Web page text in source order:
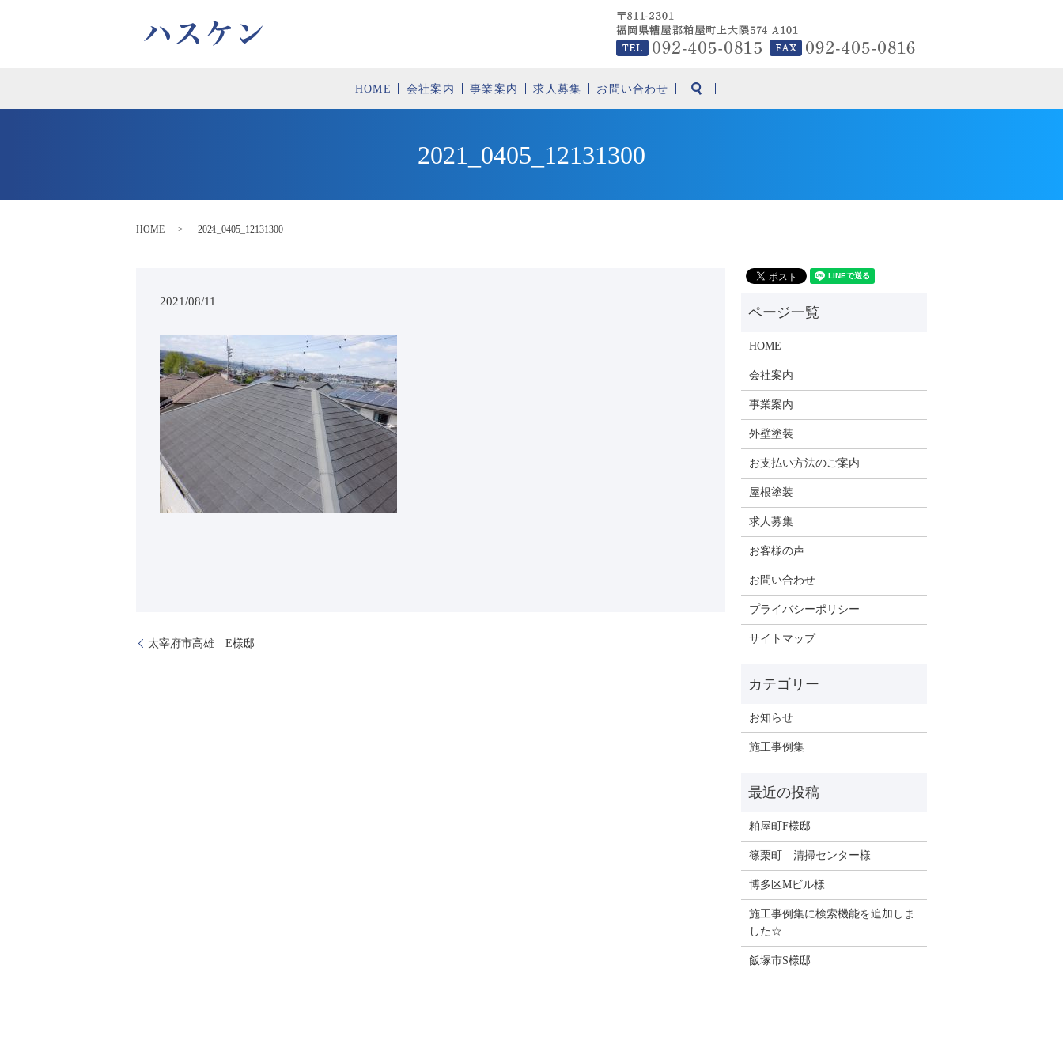
HOME 会社案内 事業案内 求人募集 お問い合わせ
2021_0405_12131300
HOME 2021_0405_12131300
2021/08/11
太宰府市高雄 E様邸
HOME
会社案内
事業案内
外壁塗装
お支払い方法のご案内
屋根塗装
求人募集
お客様の声
お問い合わせ
プライバシーポリシー
サイトマップ
お知らせ
施工事例集
粕屋町F様邸
篠栗町 清掃センター様
博多区Mビル様
施工事例集に検索機能を追加しま
した☆
飯塚市S様邸